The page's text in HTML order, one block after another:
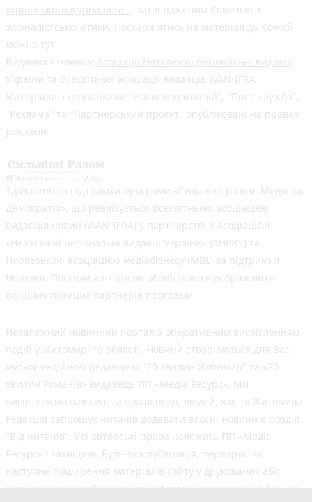
українського журналіста" , затвердженим Комісією з
журналістської етики. Поскаржитись на матеріал до Комісії
можна тут
Видання є членом Асоціації Незалежні регіональні видавці
України та Всесвітньої асоціації видавців WAN-IFRA
Матеріали з позначками "Новини компаній", "Прес-служба",
"Реклама" та "Партнерський проєкт" опубліковані на правах
реклами.
Здійснено за підтримки програми «Сильніші разом: Медіа та
Демократія», що реалізується Всесвітньою асоціацією
видавців новин (WAN-IFRA) у партнерстві з Асоціацією
«Незалежні регіональні видавці України» (АНРВУ) та
Норвезькою асоціацією медіабізнесу (MBL) за підтримки
Норвегії. Погляди авторів не обов’язково відображають
офіційну позицію партнерів програми.
Незалежний новинний портал з оперативним висвітленням
подій у Житомирі та області. Новини створюються для Вас
мультимедійною редакцією "20 хвилин Житомир" та «20
хвилин Романів» видавець ПП «Медіа Ресурс». Ми
висвітлюємо важливі та цікаві події, людей, життя Житомира.
Редакція запрошує читачів додавати власні новини в розділ
"Від читачів". Усі авторські права належать ПП «Медіа
Ресурс» і захищені. Будь-яка публiкацiя, передрук чи
наступне поширення матеріалів сайту у друкованих або
електронних засобах масової інформації можлива не більше